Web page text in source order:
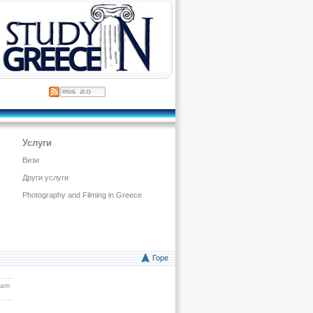
Услуги
Визи
Други услуги
Photography and Filming in Greece
Горе